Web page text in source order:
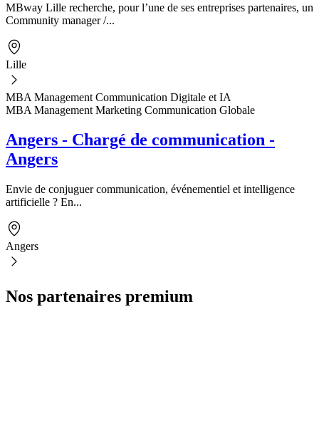
MBway Lille recherche, pour l’une de ses entreprises partenaires, un
Community manager /...
Lille
MBA Management Communication Digitale et IA
MBA Management Marketing Communication Globale
Angers - Chargé de communication -
Angers
Envie de conjuguer communication, événementiel et intelligence
artificielle ? En...
Angers
Nos partenaires premium